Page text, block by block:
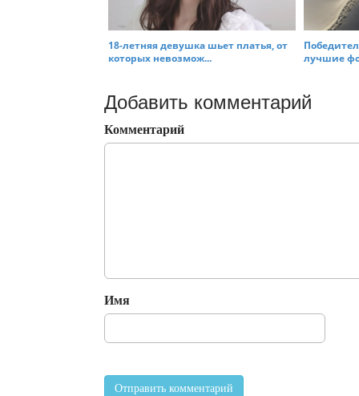
18-летняя девушка шьет платья, от
которых невозмож...
лучшие
Добавить комментарий
Комментарий
Имя